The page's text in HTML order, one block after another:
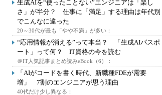
生成AIを“使ったことない”エンジニアは「楽し
さ」が半分？ 仕事に「満足」する理由は年代別
でこんなに違った
20～30代が最も「やや不満」が多い：
“応用情報が消える”って本当？ 「生成AIパスポ
ート」って何？ IT資格の今を読む
＠IT人気記事まとめ読みeBook（6）：
「AIがコードを書く時代、新職種FDEが需要
増」 7割のエンジニアが思う理由
40代だけ少し異なる：